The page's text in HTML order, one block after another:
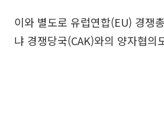
이와 별도로 유럽연합(EU) 경쟁
냐 경쟁당국(CAK)와의 양자협의